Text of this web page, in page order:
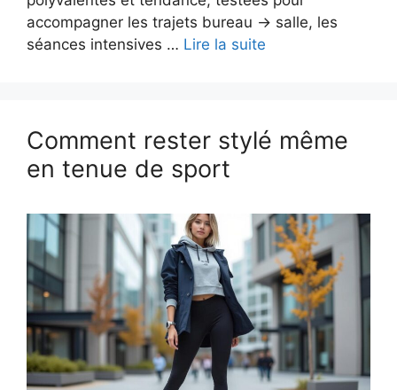
accompagner les trajets bureau → salle, les
séances intensives … Lire la suite
Comment rester stylé même
en tenue de sport